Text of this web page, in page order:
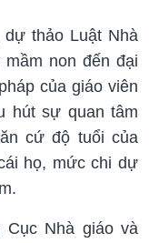
dự thảo Luật Nhà
mầm non đến đại
của giáo viên
hút sự quan tâm
cứ độ tuổi của
họ, mức chi dự
Nhà giáo và